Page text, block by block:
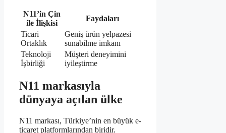
N11’in Çin
ile İlişkisi
Faydaları
Ticari
Ortaklık
Geniş ürün yelpazesi
sunabilme imkanı
Teknoloji
İşbirliği
Müşteri deneyimini
iyileştirme
N11 markasıyla
dünyaya açılan ülke
N11 markası, Türkiye’nin en büyük e-
ticaret platformlarından biridir.